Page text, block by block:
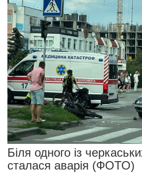
Біля одного із
сталася аварія (ФОТО)